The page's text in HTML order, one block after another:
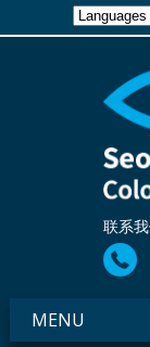
联系
MENU